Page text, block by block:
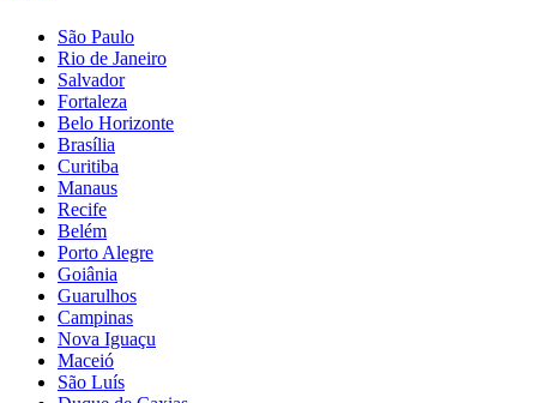
São Paulo
Rio de Janeiro
Salvador
Fortaleza
Belo Horizonte
Brasília
Curitiba
Manaus
Recife
Belém
Porto Alegre
Goiânia
Guarulhos
Campinas
Nova Iguaçu
Maceió
São Luís